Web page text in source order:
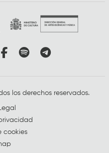
youtube
a twitter
Link a facebook
Link a spotify
Link a
los derechos reservados.
cookies